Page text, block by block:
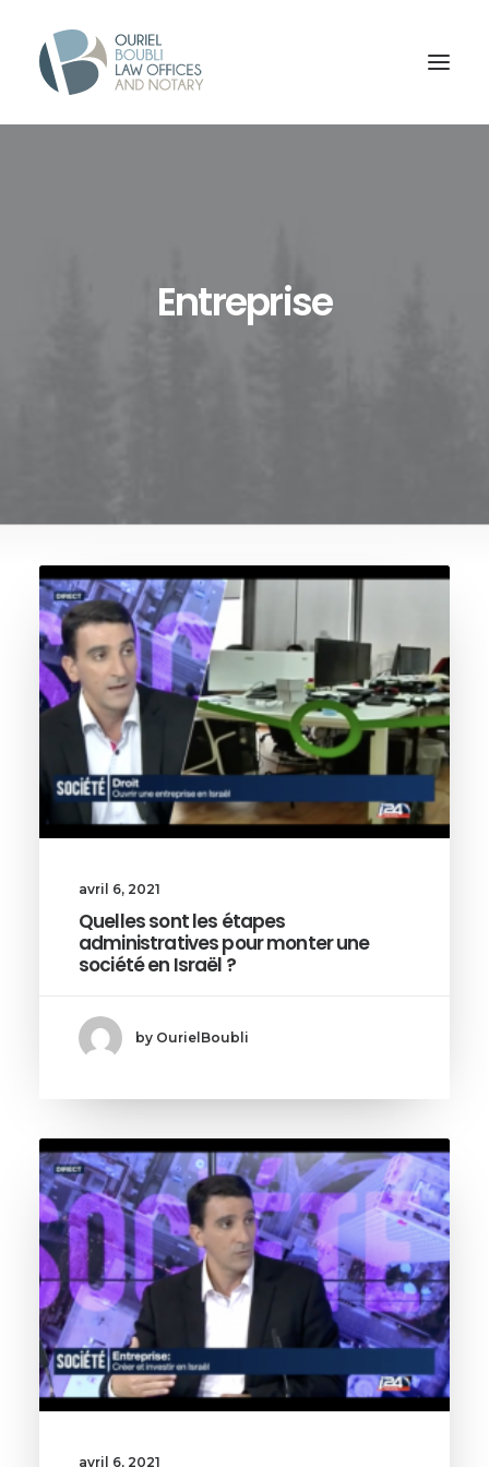
Entreprise
avril 6, 2021
Quelles sont les étapes
administratives pour monter une
société en Israël ?
by OurielBoubli
avril 6, 2021